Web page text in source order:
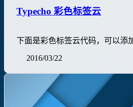
Typecho 彩色标签云
下面是彩色标签云代码，可以添
2016/03/22